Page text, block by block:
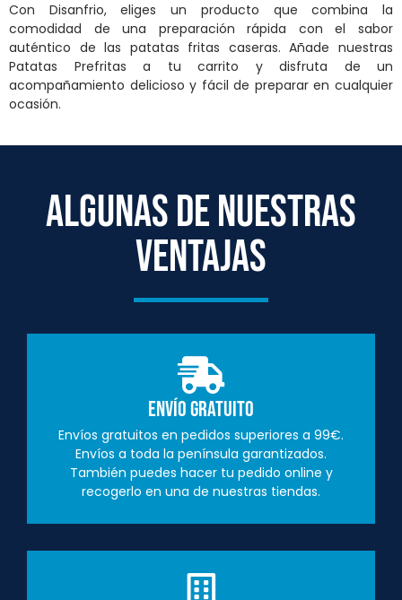
Con Disanfrio, eliges un producto que combina la
comodidad de una preparación rápida con el sabor
auténtico de las patatas fritas caseras. Añade nuestras
Patatas Prefritas a tu carrito y disfruta de un
acompañamiento delicioso y fácil de preparar en cualquier
ocasión.
ALGUNAS DE NUESTRAS
VENTAJAS
Envío Gratuito
Envíos gratuitos en pedidos superiores a 99€.
Envíos a toda la península garantizados.
También puedes hacer tu pedido online y
recogerlo en una de nuestras tiendas.